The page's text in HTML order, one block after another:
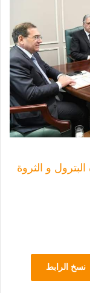
و الثروة
نسخ الرابط